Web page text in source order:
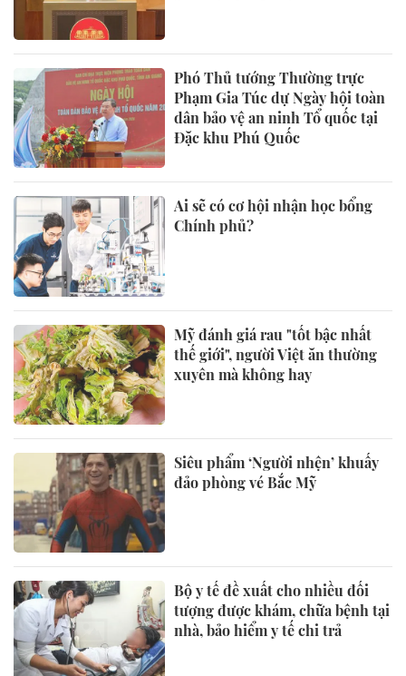
Phó Thủ tướng Thường trực
Phạm Gia Túc dự Ngày hội toàn
dân bảo vệ an ninh Tổ quốc tại
Đặc khu Phú Quốc
Ai sẽ có cơ hội nhận học bổng
Chính phủ?
Mỹ đánh giá rau "tốt bậc nhất
thế giới", người Việt ăn thường
xuyên mà không hay
Siêu phẩm ‘Người nhện’ khuấy
đảo phòng vé Bắc Mỹ
Bộ y tế đề xuất cho nhiều đối
tượng được khám, chữa bệnh tại
nhà, bảo hiểm y tế chi trả